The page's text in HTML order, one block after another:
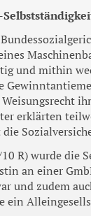
und mithin
erklärten
R) wurde die
an einer
und zudem
ein